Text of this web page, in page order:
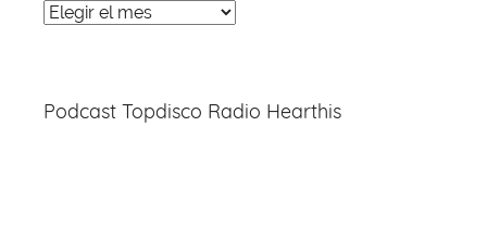
Noticias
Podcast Topdisco Radio Hearthis